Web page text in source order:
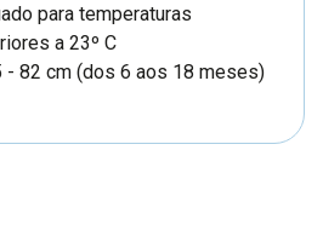
para temperaturas
a 23º C
- 82 cm (dos 6 aos 18 meses)